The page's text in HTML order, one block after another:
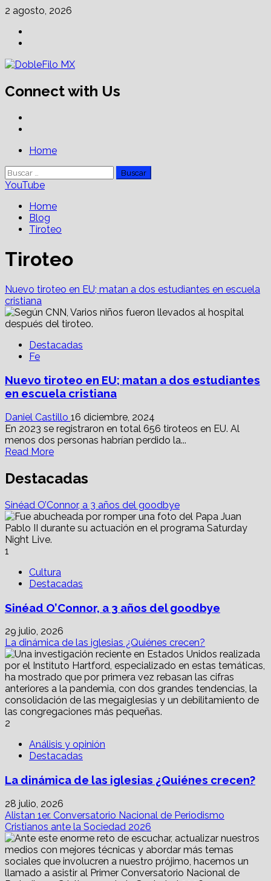
Skip
content
2 agosto, 2026
Connect with Us
PrimaryHome
Buscar:
YouTube
Home
Blog
Tiroteo
Tiroteo
Nuevo tiroteo en EU; matan a dos estudiantes en escuela
cristiana
Destacadas
Fe
Nuevo tiroteo en EU; matan a dos estudiantes
en escuela cristiana
Daniel Castillo 16 diciembre, 2024
En 2023 se registraron en total 656 tiroteos en EU. Al
menos dos personas habrían perdido la...
Read MoreRead
about
Nuevo
en
EU;
matan
en
escuela
cristiana
Destacadas
Sinéad O’Connor, a 3 años del goodbye
1
Cultura
Destacadas
Sinéad O’Connor, a 3 años del goodbye
29 julio, 2026
La dinámica de las iglesias ¿Quiénes crecen?
2
Análisis y opinión
Destacadas
La dinámica de las iglesias ¿Quiénes crecen?
28 julio, 2026
Alistan 1er. Conversatorio Nacional de Periodismo
Cristianos ante la Sociedad 2026